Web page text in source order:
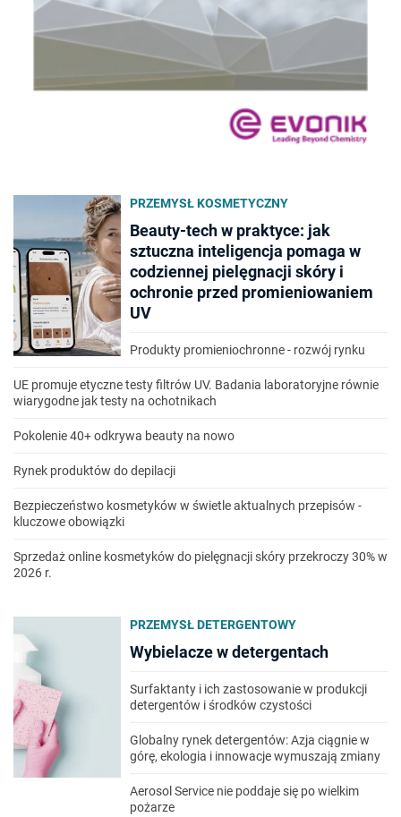
PRZEMYSŁ KOSMETYCZNY
Beauty-tech w praktyce: jak
sztuczna inteligencja pomaga w
codziennej pielęgnacji skóry i
ochronie przed promieniowaniem
UV
Produkty promieniochronne - rozwój rynku
UE promuje etyczne testy filtrów UV. Badania laboratoryjne równie
wiarygodne jak testy na ochotnikach
Pokolenie 40+ odkrywa beauty na nowo
Rynek produktów do depilacji
Bezpieczeństwo kosmetyków w świetle aktualnych przepisów -
kluczowe obowiązki
Sprzedaż online kosmetyków do pielęgnacji skóry przekroczy 30% w
2026 r.
PRZEMYSŁ DETERGENTOWY
Wybielacze w detergentach
Surfaktanty i ich zastosowanie w produkcji
detergentów i środków czystości
Globalny rynek detergentów: Azja ciągnie w
górę, ekologia i innowacje wymuszają zmiany
Aerosol Service nie poddaje się po wielkim
pożarze